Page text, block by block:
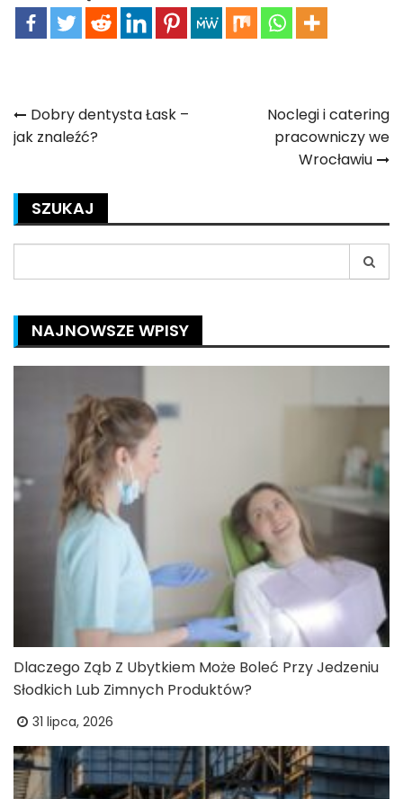
Nawigacja
wpisu
Dobry dentysta Łask –
jak znaleźć?
Noclegi i catering
pracowniczy we
Wrocławiu
SZUKAJ
for:
NAJNOWSZE WPISY
Dlaczego Ząb Z Ubytkiem Może Boleć Przy Jedzeniu
Słodkich Lub Zimnych Produktów?
31 lipca, 2026